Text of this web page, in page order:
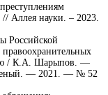
Аллея науки. – 2023.
Российской
/ К.А. Шарыпов. —
— 2021. — № 52